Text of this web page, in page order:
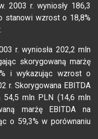
2003 r. wyniosły 186,3
stanowi wzrost o 18,8%
r. wyniosła 202,2 mln
skorygowaną marżę
i wykazując wzrost o
r. Skorygowana EBITDA
54,5 mln PLN (14,6 mln
marżę EBITDA na
o 59,3% w porównaniu